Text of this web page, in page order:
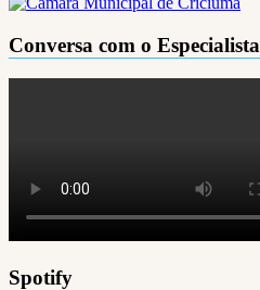
Conversa com o Especialista
Spotify